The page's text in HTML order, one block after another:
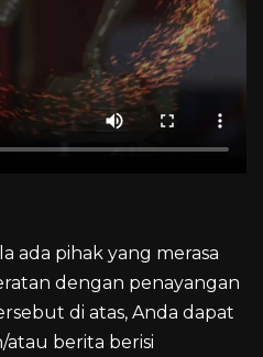
ada pihak yang merasa
dengan penayangan
di atas, Anda dapat
berita berisi